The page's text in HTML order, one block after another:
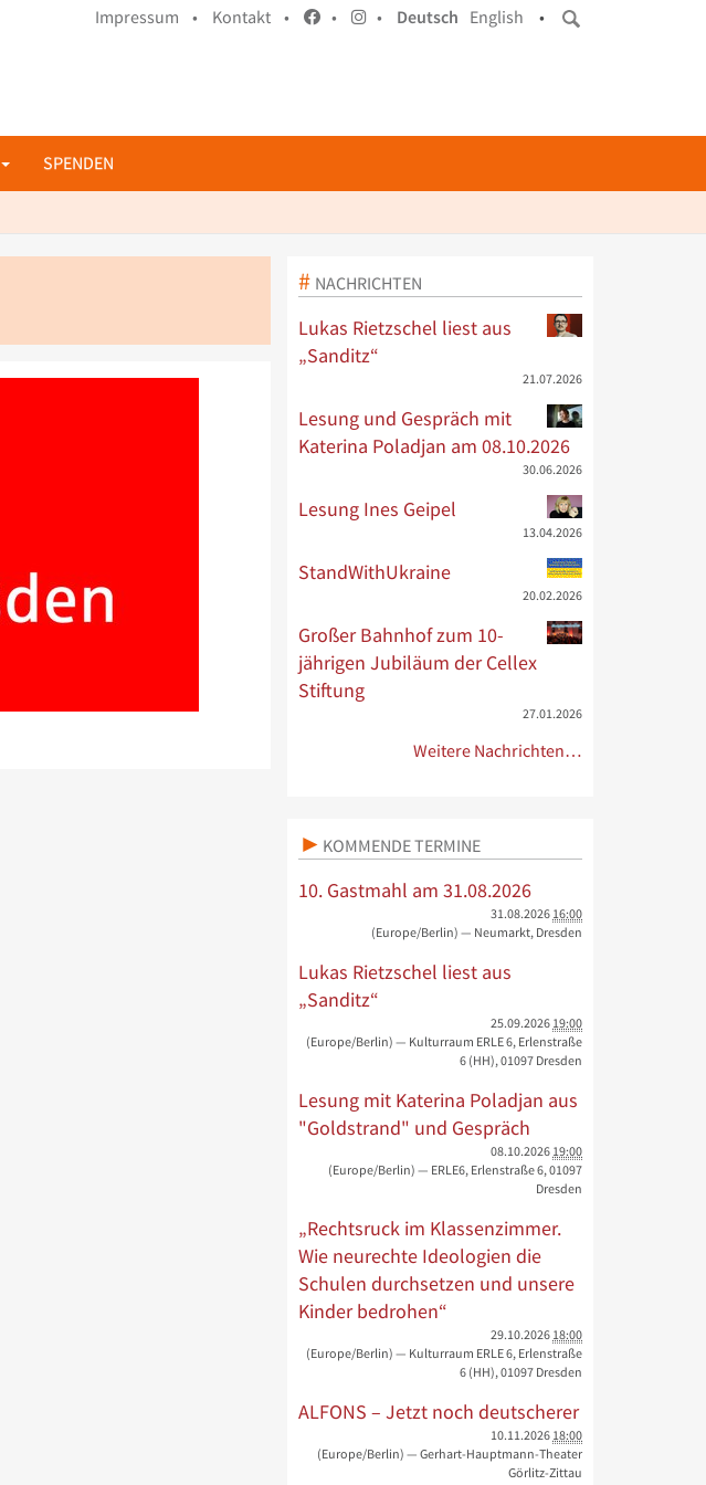
Impressum • Kontakt • • • Deutsch English •
SPENDEN
NACHRICHTEN
Lukas Rietzschel liest aus
„Sanditz“
21.07.2026
Lesung und Gespräch mit
Katerina Poladjan am 08.10.2026
30.06.2026
Lesung Ines Geipel
13.04.2026
StandWithUkraine
20.02.2026
Großer Bahnhof zum 10-
jährigen Jubiläum der Cellex
Stiftung
27.01.2026
Weitere Nachrichten…
KOMMENDE TERMINE
10. Gastmahl am 31.08.2026
31.08.2026 16:00
(Europe/Berlin) — Neumarkt, Dresden
Lukas Rietzschel liest aus
„Sanditz“
25.09.2026 19:00
(Europe/Berlin) — Kulturraum ERLE 6, Erlenstraße
6 (HH), 01097 Dresden
Lesung mit Katerina Poladjan aus
"Goldstrand" und Gespräch
08.10.2026 19:00
(Europe/Berlin) — ERLE6, Erlenstraße 6, 01097
Dresden
„Rechtsruck im Klassenzimmer.
Wie neurechte Ideologien die
Schulen durchsetzen und unsere
Kinder bedrohen“
29.10.2026 18:00
(Europe/Berlin) — Kulturraum ERLE 6, Erlenstraße
6 (HH), 01097 Dresden
ALFONS – Jetzt noch deutscherer
10.11.2026 18:00
(Europe/Berlin) — Gerhart-Hauptmann-Theater
Görlitz-Zittau